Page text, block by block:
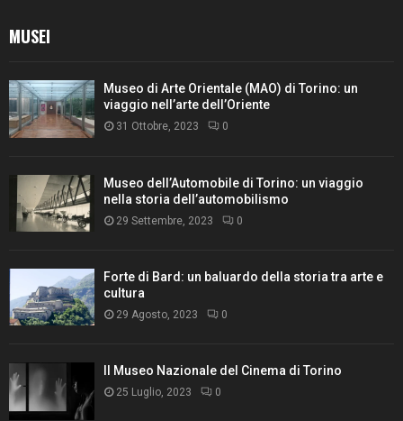
MUSEI
Museo di Arte Orientale (MAO) di Torino: un
viaggio nell’arte dell’Oriente
31 Ottobre, 2023 0
Museo dell’Automobile di Torino: un viaggio
nella storia dell’automobilismo
29 Settembre, 2023 0
Forte di Bard: un baluardo della storia tra arte e
cultura
29 Agosto, 2023 0
Il Museo Nazionale del Cinema di Torino
25 Luglio, 2023 0